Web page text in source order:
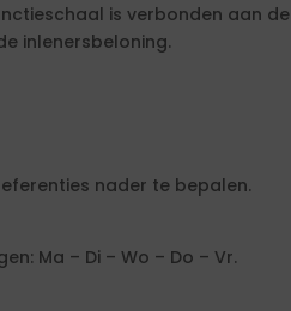
is verbonden aan de
inlenersbeloning.
nader te bepalen.
Ma – Di – Wo – Do – Vr.